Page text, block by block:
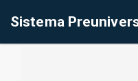
Sistema